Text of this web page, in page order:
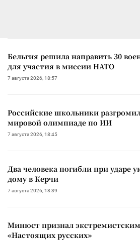
Бельгия решила направить 30
для участия в миссии НАТО
7 августа 2026, 18:57
Российские школьники
мировой олимпиаде по ИИ
7 августа 2026, 18:45
Два человека погибли при ударе
дому в Керчи
7 августа 2026, 18:39
Минюст признал
«Настоящих русских»